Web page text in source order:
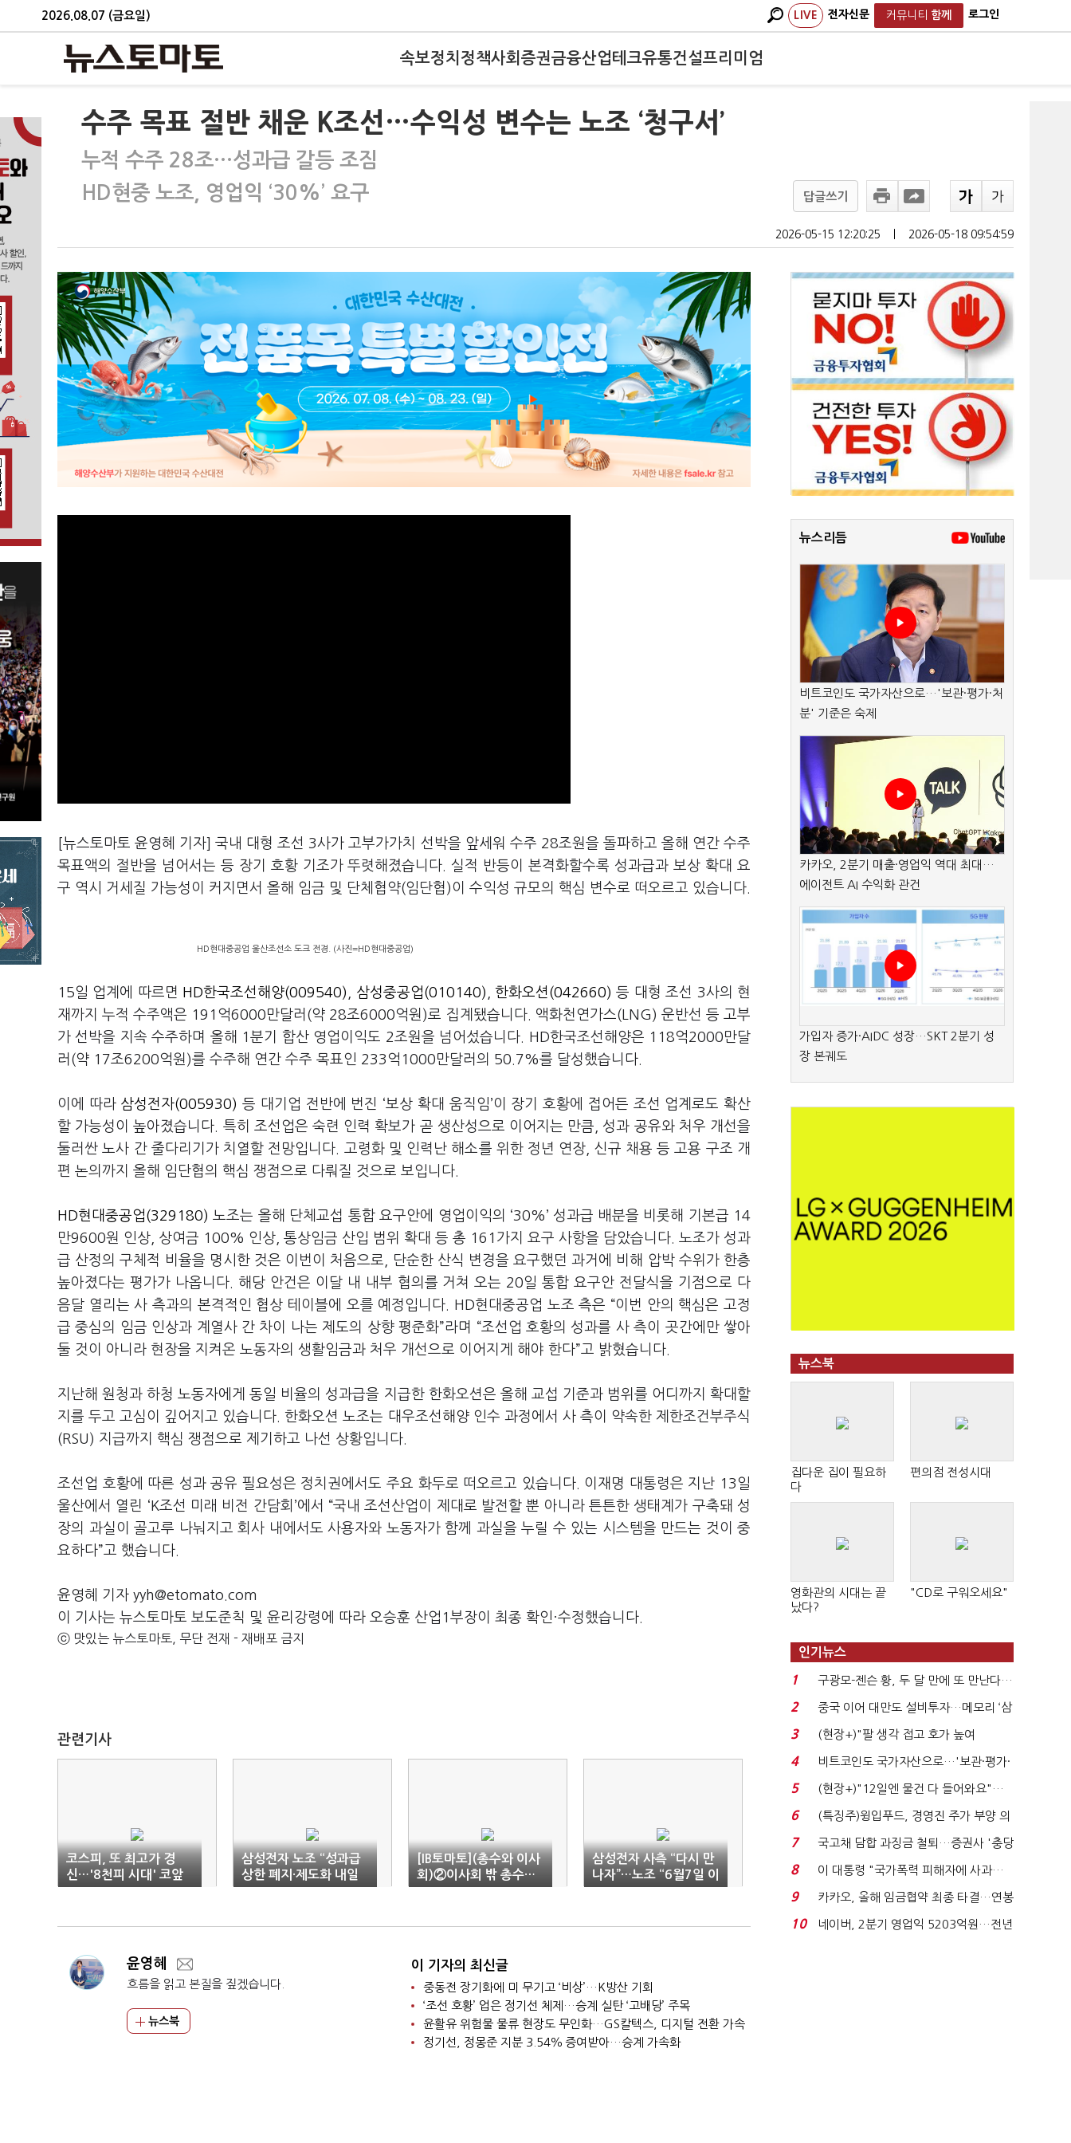
2026.08.07 (금요일) LIVE 전자신문 커뮤니티 함께 로그인
속보정치 정책사회 증권금융산업테크유통건설프리미엄
수주 목표 절반 채운 K조선…수익성 변수는 노조 ‘청구서’
누적 수주 28조…성과급 갈등 조짐
HD현중 노조, 영업익 ‘30%’ 요구
답글쓰기
2026-05-15 12:20:25 2026-05-18 09:54:59
[뉴스토마토 윤영혜 기자] 국내 대형 조선 3사가 고부가가치 선박을 앞세워 수주 28조원을 돌파하고 올해 연간 수주
목표액의 절반을 넘어서는 등 장기 호황 기조가 뚜렷해졌습니다. 실적 반등이 본격화할수록 성과급과 보상 확대 요
구 역시 거세질 가능성이 커지면서 올해 임금 및 단체협약(임단협)이 수익성 규모의 핵심 변수로 떠오르고 있습니다.
HD현대중공업 울산조선소 도크 전경. (사진=HD현대중공업)
15일 업계에 따르면 HD한국조선해양(009540) 삼성중공업(010140) ,한화오션(042660) 등 대형 조선 3사의 현
재까지 누적 수주액은 191억6000만달러(약 28조6000억원)로 집계됐습니다. 액화천연가스(LNG) 운반선 등 고부
가 선박을 지속 수주하며 올해 1분기 합산 영업이익도 2조원을 넘어섰습니다. HD한국조선해양은 118억2000만달
러(약 17조6200억원)를 수주해 연간 수주 목표인 233억1000만달러의 50.7%를 달성했습니다.
이에 따라 삼성전자(005930) 등 대기업 전반에 번진 ‘보상 확대 움직임’이 장기 호황에 접어든 조선 업계로도 확산
할 가능성이 높아졌습니다. 특히 조선업은 숙련 인력 확보가 곧 생산성으로 이어지는 만큼, 성과 공유와 처우 개선을
둘러싼 노사 간 줄다리기가 치열할 전망입니다. 고령화 및 인력난 해소를 위한 정년 연장, 신규 채용 등 고용 구조 개
편 논의까지 올해 임단협의 핵심 쟁점으로 다뤄질 것으로 보입니다.
HD현대중공업(329180) 노조는 올해 단체교섭 통합 요구안에 영업이익의 ‘30%’ 성과급 배분을 비롯해 기본급 14
만9600원 인상, 상여금 100% 인상, 통상임금 산입 범위 확대 등 총 161가지 요구 사항을 담았습니다. 노조가 성과
급 산정의 구체적 비율을 명시한 것은 이번이 처음으로, 단순한 산식 변경을 요구했던 과거에 비해 압박 수위가 한층
높아졌다는 평가가 나옵니다. 해당 안건은 이달 내 내부 협의를 거쳐 오는 20일 통합 요구안 전달식을 기점으로 다
음달 열리는 사 측과의 본격적인 협상 테이블에 오를 예정입니다. HD현대중공업 노조 측은 “이번 안의 핵심은 고정
급 중심의 임금 인상과 계열사 간 차이 나는 제도의 상향 평준화”라며 “조선업 호황의 성과를 사 측이 곳간에만 쌓아
둘 것이 아니라 현장을 지켜온 노동자의 생활임금과 처우 개선으로 이어지게 해야 한다”고 밝혔습니다.
지난해 원청과 하청 노동자에게 동일 비율의 성과급을 지급한 한화오션은 올해 교섭 기준과 범위를 어디까지 확대할
지를 두고 고심이 깊어지고 있습니다. 한화오션 노조는 대우조선해양 인수 과정에서 사 측이 약속한 제한조건부주식
(RSU) 지급까지 핵심 쟁점으로 제기하고 나선 상황입니다.
조선업 호황에 따른 성과 공유 필요성은 정치권에서도 주요 화두로 떠오르고 있습니다. 이재명 대통령은 지난 13일
울산에서 열린 ‘K조선 미래 비전 간담회’에서 “국내 조선산업이 제대로 발전할 뿐 아니라 튼튼한 생태계가 구축돼 성
장의 과실이 골고루 나눠지고 회사 내에서도 사용자와 노동자가 함께 과실을 누릴 수 있는 시스템을 만드는 것이 중
요하다”고 했습니다.
윤영혜 기자 yyh@etomato.com
이 기사는 뉴스토마토 보도준칙 및 윤리강령에 따라 오승훈 산업1부장이 최종 확인·수정했습니다.
ⓒ 맛있는 뉴스토마토, 무단 전재 - 재배포 금지
관련기사
코스피, 또 최고가 경
신…'8천피 시대' 코앞
삼성전자 노조 “성과급
상한 폐지·제도화 내일
10시까지 답하라”
[IB토마토](총수와 이사
회)②이사회 밖 총수…
삼성식 비등기 체제의
삼성전자 사측 “다시 만
나자”…노조 “6월7일 이
후 협의”
윤영혜
흐름을 읽고 본질을 짚겠습니다.
뉴스북
이 기자의 최신글
중동전 장기화에 미 무기고 ‘비상’…K방산 기회
‘조선 호황’ 업은 정기선 체제…승계 실탄 ‘고배당’ 주목
윤활유 위험물 물류 현장도 무인화…GS칼텍스, 디지털 전환 가속
정기선, 정몽준 지분 3.54％ 증여받아…승계 가속화
뉴스리듬
비트코인도 국가자산으로…'보관·평가·처
분' 기준은 숙제
카카오, 2분기 매출·영업익 역대 최대…
에이전트 AI 수익화 관건
가입자 증가·AIDC 성장…SKT 2분기 성
장 본궤도
뉴스북
집다운 집이 필요하
다
편의점 전성시대
영화관의 시대는 끝
났다?
"CD로 구워오세요"
인기뉴스
1
구광모-젠슨 황, 두 달 만에 또 만난다…
로봇·AI 등 논...
2
중국 이어 대만도 설비투자…메모리 ‘삼
국전쟁’
3
(현장+)"팔 생각 접고 호가 높여
요"…'덜 똘똘한 한 채' 20...
4
비트코인도 국가자산으로…'보관·평가·
처분' 기준은 ...
5
(현장+)"12일엔 물건 다 들어와요"…
빈 매대 채우며 문 연 ...
6
(특징주)윙입푸드, 경영진 주가 부양 의
지에 상한가...
7
국고채 담합 과징금 철퇴…증권사 '충당
금 폭탄' 우려...
8
이 대통령 "국가폭력 피해자에 사과…
적극적 조사로 진...
9
카카오, 올해 임금협약 최종 타결…연봉
6.3% 인상·격려...
10
네이버, 2분기 영업익 5203억원…전년